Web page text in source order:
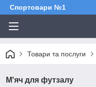
Спортовари №1
Товари та послуги
М'яч для футзалу